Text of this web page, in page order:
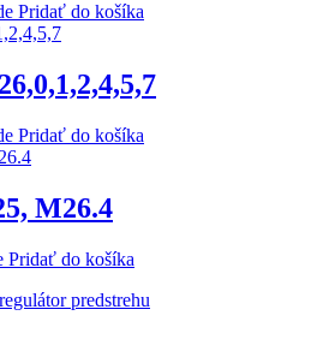
Pridať do košíka
Pridať do košíka
M26.4
Pridať do košíka
predstrehu